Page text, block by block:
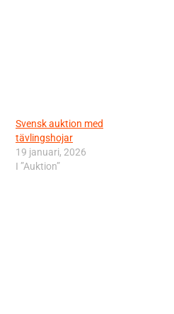
Svensk auktion med
tävlingshojar
19 januari, 2026
I ”Auktion”